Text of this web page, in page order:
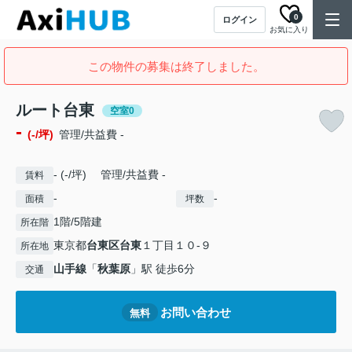
ログイン
お気に入り
0
この物件の募集は終了しました。
ルート台東 空室0
- (-/坪) 管理/共益費 -
賃料 - (-/坪) 管理/共益費 -
面積 - 坪数 -
所在階 1階/5階建
所在地 東京都台東区台東 １丁目１０-９
交通 山手線 「秋葉原 」駅 徒歩6分
無料 お問い合わせ